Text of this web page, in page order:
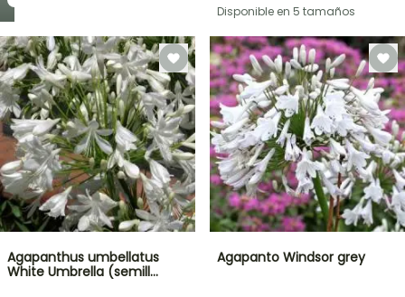
Disponible en 5 tamaños
Agapanthus umbellatus
White Umbrella (semill…
Agapanto Windsor grey